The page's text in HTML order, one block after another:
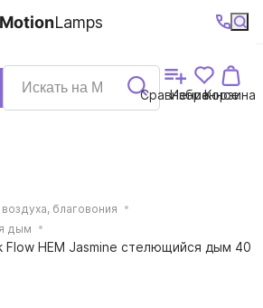
ваш
+7 (495)740-
38-68
График
работы
Каталог Сравнение
Избранное
Корзина
MotionLamps
благовония
дым
Flow HEM Jasmine стелющийся дым 40